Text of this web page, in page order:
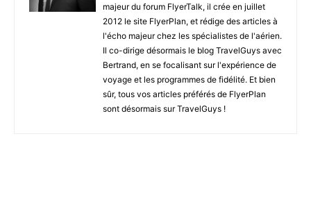
majeur du forum FlyerTalk, il crée en juillet
2012 le site FlyerPlan, et rédige des articles à
l'écho majeur chez les spécialistes de l'aérien.
Il co-dirige désormais le blog TravelGuys avec
Bertrand, en se focalisant sur l'expérience de
voyage et les programmes de fidélité. Et bien
sûr, tous vos articles préférés de FlyerPlan
sont désormais sur TravelGuys !